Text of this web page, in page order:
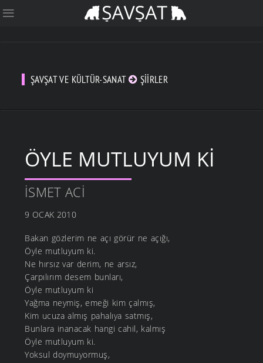
ŞAVŞAT VE KÜLTÜR-SANAT ŞIIRLER
ÖYLE MUTLUYUM KI
İSMET ACI
9 OCAK 2010
Bakan gözlerim ne açı görür ne açığı,
Öyle mutluyum ki.
Ne hırsız var derim, ne arsız,
Çarpılırım desem bunları,
Öyle mutluyum ki
Yağma neymiş, emeği kim çalmış,
Kim ucuza almış pahalıya satmış,
Bunlara inanacak hangi cahil, kalmış
Öyle mutluyum ki.
Yoksul doymuyormuş,